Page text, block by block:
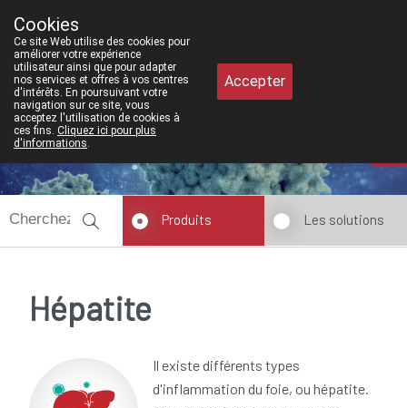
011/610300
Aujourd'hui A présent
Produits Les solutions
Hépatite
Il existe différents types
d'inflammation du foie, ou hépatite.
Cookies
Ce site Web utilise des cookies pour
améliorer votre expérience
utilisateur ainsi que pour adapter
nos services et offres à vos centres
d'intérêts. En poursuivant votre
navigation sur ce site, vous
acceptez l'utilisation de cookies à
ces fins. Cliquez ici pour plus
d'informations.
Accepter